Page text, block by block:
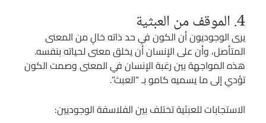
4. الموقف من العبثية
يرى الوجوديون أن الكون في حد ذاته خالٍ من المعنى
المتأصل، وأن على الإنسان أن يخلق معنى لحياته بنفسه.
هذه المواجهة بين رغبة الإنسان في المعنى وصمت الكون
تؤدي إلى ما يسميه كامو بـ “العبث”.
الاستجابات للعبثية تختلف بين الفلاسفة الوجوديين: